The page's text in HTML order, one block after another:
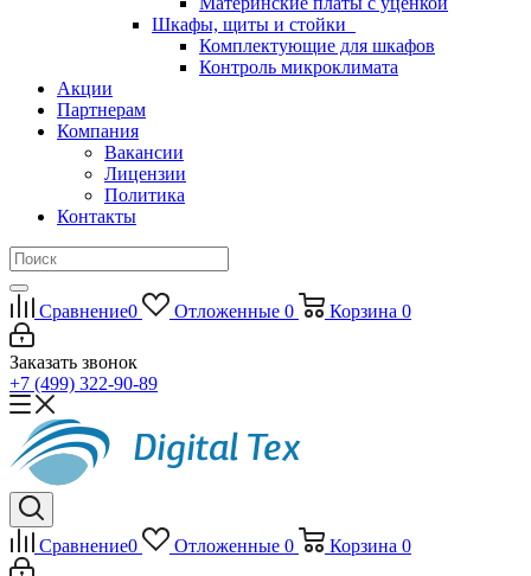
Шкафы, щиты и стойки
Комплектующие для шкафов
Контроль микроклимата
Акции
Партнерам
Компания
Вакансии
Лицензии
Политика
Контакты
Сравнение0 Отложенные 0 Корзина 0
Заказать звонок
+7 (499) 322-90-89
Сравнение0 Отложенные 0 Корзина 0